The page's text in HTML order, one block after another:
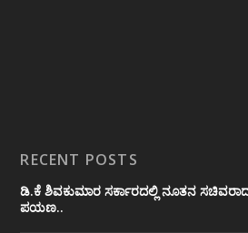
RECENT POSTS
ಡಿ.ಕೆ ಶಿವಕುಮಾರ ಸರ್ಕಾರದಲ್ಲಿ ನೂತನ
ಪಯಣ..